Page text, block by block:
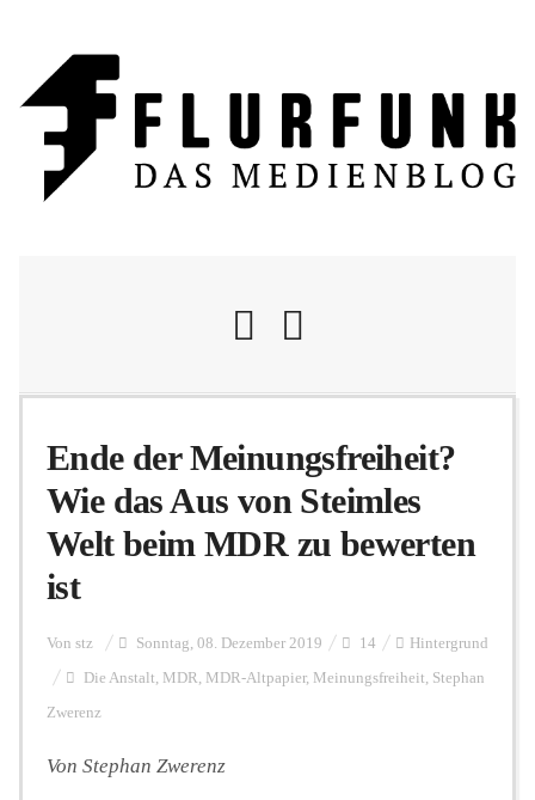
Nachrichten
Flurschelte
Hintergrund
Ende der Meinungsfreiheit?
Wie das Aus von Steimles
Welt beim MDR zu bewerten
ist
Von stz Sonntag, 08. Dezember 2019 14 Hintergrund
Die Anstalt, MDR, MDR-Altpapier, Meinungsfreiheit, Stephan
Zwerenz
Von Stephan Zwerenz